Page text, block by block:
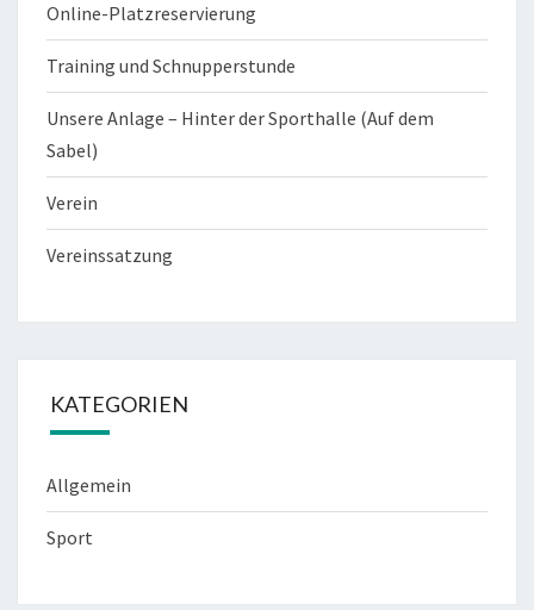
Online-Platzreservierung
Training und Schnupperstunde
Unsere Anlage – Hinter der Sporthalle (Auf dem
Sabel)
Verein
Vereinssatzung
KATEGORIEN
Allgemein
Sport